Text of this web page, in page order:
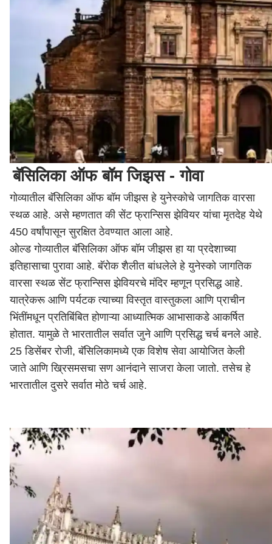
बॅसिलिका ऑफ बॉम जिझस - गोवा
गोव्यातील बॅसिलिका ऑफ बॉम जीझस हे युनेस्कोचे जागतिक वारसा
स्थळ आहे. असे म्हणतात की सेंट फ्रान्सिस झेवियर यांचा मृतदेह येथे
450 वर्षांपासून सुरक्षित ठेवण्यात आला आहे.
ओल्ड गोव्यातील बॅसिलिका ऑफ बॉम जीझस हा या प्रदेशाच्या
इतिहासाचा पुरावा आहे. बॅरोक शैलीत बांधलेले हे युनेस्को जागतिक
वारसा स्थळ सेंट फ्रान्सिस झेवियरचे मंदिर म्हणून प्रसिद्ध आहे.
यात्रेकरू आणि पर्यटक त्याच्या विस्तृत वास्तुकला आणि प्राचीन
भिंतींमधून प्रतिबिंबित होणाऱ्या आध्यात्मिक आभासाकडे आकर्षित
होतात. यामुळे ते भारतातील सर्वात जुने आणि प्रसिद्ध चर्च बनले आहे.
25 डिसेंबर रोजी, बॅसिलिकामध्ये एक विशेष सेवा आयोजित केली
जाते आणि ख्रिसमसचा सण आनंदाने साजरा केला जातो. तसेच हे
भारतातील दुसरे सर्वात मोठे चर्च आहे.